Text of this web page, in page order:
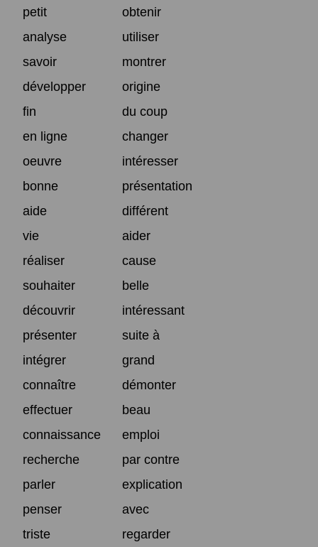
petit
obtenir
analyse
utiliser
savoir
montrer
développer
origine
fin
du coup
en ligne
changer
oeuvre
intéresser
bonne
présentation
aide
différent
vie
aider
réaliser
cause
souhaiter
belle
découvrir
intéressant
présenter
suite à
intégrer
grand
connaître
démonter
effectuer
beau
connaissance
emploi
recherche
par contre
parler
explication
penser
avec
triste
regarder